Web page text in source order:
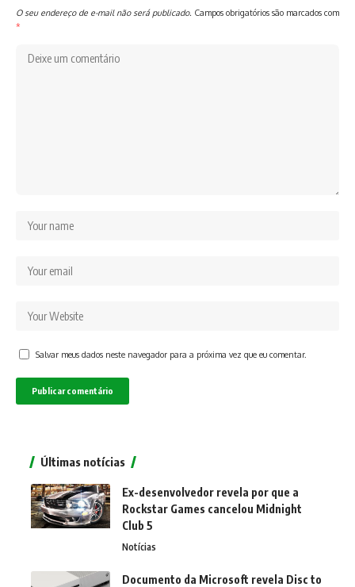
O seu endereço de e-mail não será publicado. Campos obrigatórios são marcados com
*
Salvar meus dados neste navegador para a próxima vez que eu comentar.
Últimas notícias
Ex-desenvolvedor revela por que a
Rockstar Games cancelou Midnight
Club 5
Notícias
Documento da Microsoft revela Disc to